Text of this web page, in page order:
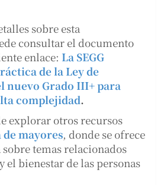
sobre esta
consultar el documento
enlace: La SEGG
de la Ley de
nuevo Grado III+ para
complejidad.
explorar otros recursos
de mayores, donde se ofrece
temas relacionados
el bienestar de las personas